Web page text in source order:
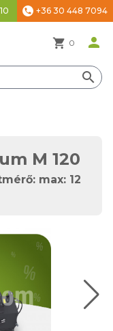
phone +36 30 448 7094
shopping_cart 0 person
search
M 120
max: 12